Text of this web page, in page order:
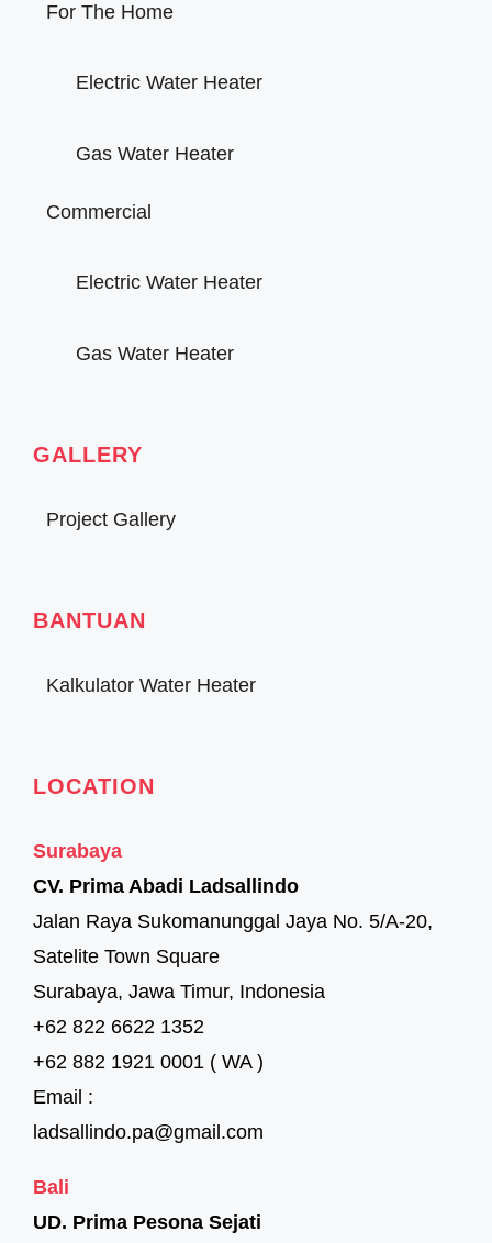
For The Home
Electric Water Heater
Gas Water Heater
Commercial
Electric Water Heater
Gas Water Heater
GALLERY
Project Gallery
BANTUAN
Kalkulator Water Heater
LOCATION
Surabaya
CV. Prima Abadi Ladsallindo
Jalan Raya Sukomanunggal Jaya No. 5/A-20,
Satelite Town Square
Surabaya, Jawa Timur, Indonesia
+62 822 6622 1352
+62 882 1921 0001 ( WA )
Email :
ladsallindo.pa@gmail.com
Bali
UD. Prima Pesona Sejati